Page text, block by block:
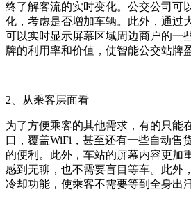
终了解客流的实时变化。公交公司可
化，考虑是否增加车辆。此外，通过
可以实时显示屏幕区域周边商户的一
牌的利用率和价值，使智能公交站牌
2、从乘客层面看
为了方便乘客的其他需求，有的只能
口，覆盖WiFi，甚至还有一些自动售
的便利。此外，车站的屏幕内容更加
感到无聊，也不需要盲目等车。此外
冷却功能，使乘客不需要等到全身出